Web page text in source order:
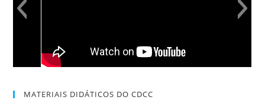
MATERIAIS DIDÁTICOS DO CDCC